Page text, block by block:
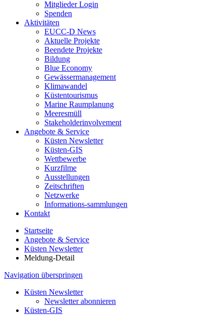
Mitglieder Login
Spenden
Aktivitäten
EUCC-D News
Aktuelle Projekte
Beendete Projekte
Bildung
Blue Economy
Gewässermanagement
Klimawandel
Küstentourismus
Marine Raumplanung
Meeresmüll
Stakeholderinvolvement
Angebote & Service
Küsten Newsletter
Küsten-GIS
Wettbewerbe
Kurzfilme
Ausstellungen
Zeitschriften
Netzwerke
Informations-sammlungen
Kontakt
Startseite
Angebote & Service
Küsten Newsletter
Meldung-Detail
Navigation überspringen
Küsten Newsletter
Newsletter abonnieren
Küsten-GIS